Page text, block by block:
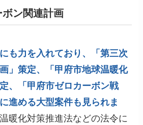
ン関連計画
も力を入れており、「第三次
」策定、「甲府市地球温暖化
、「甲府市ゼロカーボン戦
進める大型案件も見られま
暖化対策推進法などの法令に